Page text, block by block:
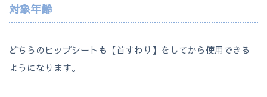
対象年齢
どちらのヒップシートも【首すわり】をしてから使用できる
ようになります。